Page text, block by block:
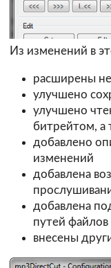
Из изменений в
расширены
улучшено
улучшено
битрейтом, а
добавлено
изменений
добавлена
добавлена
путей файлов
внесены